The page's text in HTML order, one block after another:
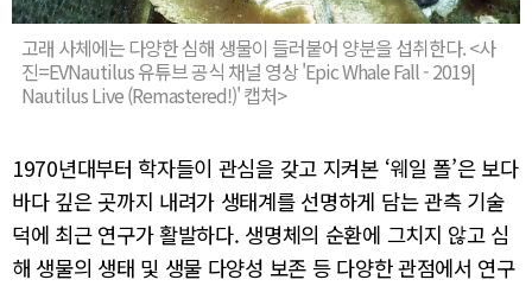
고래 사체에는 다양한 심해 생물이 들러붙어 양분을 섭취한다. <사
진=EVNautilus 유튜브 공식 채널 영상 'Epic Whale Fall - 2019|
Nautilus Live (Remastered!)' 캡처>
1970년대부터 학자들이 관심을 갖고 지켜본 ‘웨일 폴’은 보다
바다 깊은 곳까지 내려가 생태계를 선명하게 담는 관측 기술
덕에 최근 연구가 활발하다. 생명체의 순환에 그치지 않고 심
해 생물의 생태 및 생물 다양성 보존 등 다양한 관점에서 연구